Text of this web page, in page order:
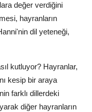
değer verdiğini
hayranların
dil yeteneği,
kutluyor? Hayranlar,
kesip bir araya
farklı dillerdeki
diğer hayranların